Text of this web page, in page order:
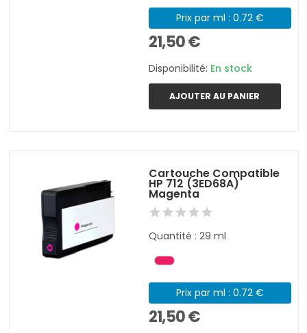
Prix par ml : 0.72 €
21,50 €
Disponibilité: En stock
AJOUTER AU PANIER
Cartouche Compatible
HP 712 (3ED68A)
Magenta
Quantité : 29 ml
Prix par ml : 0.72 €
21,50 €